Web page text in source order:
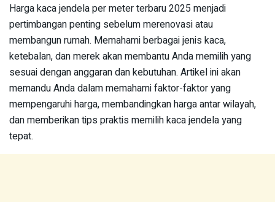
Harga kaca jendela per meter terbaru 2025 menjadi
pertimbangan penting sebelum merenovasi atau
membangun rumah. Memahami berbagai jenis kaca,
ketebalan, dan merek akan membantu Anda memilih yang
sesuai dengan anggaran dan kebutuhan. Artikel ini akan
memandu Anda dalam memahami faktor-faktor yang
mempengaruhi harga, membandingkan harga antar wilayah,
dan memberikan tips praktis memilih kaca jendela yang
tepat.